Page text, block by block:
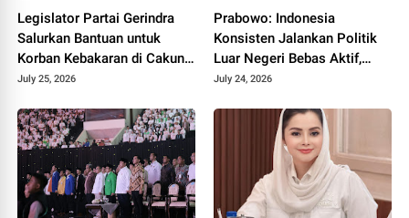
Legislator Partai Gerindra
Salurkan Bantuan untuk
Korban Kebakaran di Cakung
Timur, Wujud Kepedulian
July 25, 2026
Prabowo: Indonesia
Konsisten Jalankan Politik
Luar Negeri Bebas Aktif,
Dukung Kemerdekaan
July 24, 2026